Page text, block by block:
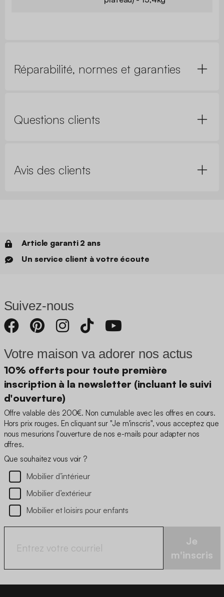
Réparabilité, normes et garanties
Questions clients
Avis des clients
Article garanti 2 ans
Un service client à votre écoute
Suivez-nous
Votre maison va adorer nos actus
10% offerts pour toute première
inscription à la newsletter (incluant le suivi
d'ouverture)
Offre valable dès 200€. Non cumulable avec les offres en cours.
Hors prix rouges. En cliquant sur "Je m'inscris", vous acceptez que
nous mesurions l'ouverture de nos e-mails pour adapter nos
offres.
Que souhaitez vous voir ?
Mobilier d’intérieur
Mobilier d’extérieur
Mobilier et loisirs pour enfants
Je
m'inscris